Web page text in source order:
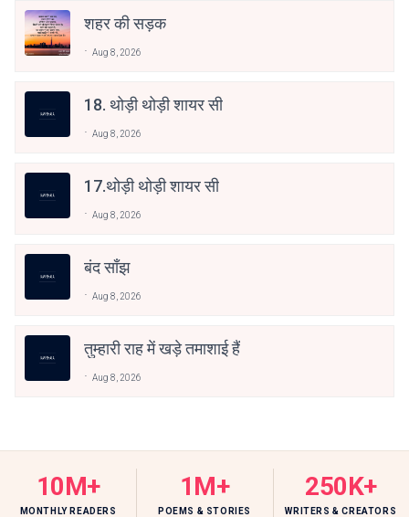
शहर की सड़क
Aug 8, 2026
18. थोड़ी थोड़ी शायर सी
Aug 8, 2026
17.थोड़ी थोड़ी शायर सी
Aug 8, 2026
बंद साँझ
Aug 8, 2026
तुम्हारी राह में खड़े तमाशाई हैं
Aug 8, 2026
10M+
MONTHLY READERS
1M+
POEMS & STORIES
250K+
WRITERS & CREATORS